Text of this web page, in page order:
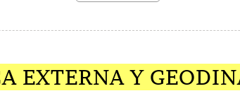
EXTERNA Y